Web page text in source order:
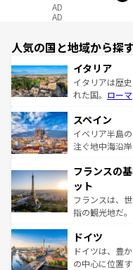
AD
AD
人気の国と地域から探
イタリア
イタリアは歴
れた国。 ローマ
ろん、トスカ
景など、自然
ピザやパスタ
ませてくれる
なお、新着のイ
しい。
スペイン
イベリア半島
注ぐ地中海沿
文化が根付く
れる闘牛、そ
る。首都マド
アートに溢れ
せる。地方に
ンテンツ一覧
フランスの
ット
フランスは、
指の観光地だ
で、幅広い魅
聖堂、美しい
から魅了する
ドイツ
ドイツは、豊
の中心に位置